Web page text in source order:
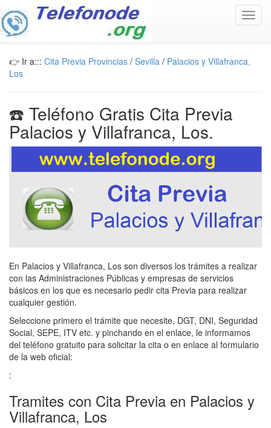
👉 Ir a::: Cita Previa Provincias / Sevilla / Palacios y Villafranca,
Los
☎️ Teléfono Gratis Cita Previa
Palacios y Villafranca, Los.
En Palacios y Villafranca, Los son diversos los trámites a realizar
con las Administraciones Públicas y empresas de servicios
básicos en los que es necesario pedir cita Previa para realizar
cualquier gestión.
Seleccione primero el trámite que necesite, DGT, DNI, Seguridad
Social, SEPE, ITV etc. y pinchando en el enlace, le informamos
del teléfono gratuito para solicitar la cita o en enlace al formulario
de la web oficial:
:
Tramites con Cita Previa en Palacios y
Villafranca, Los